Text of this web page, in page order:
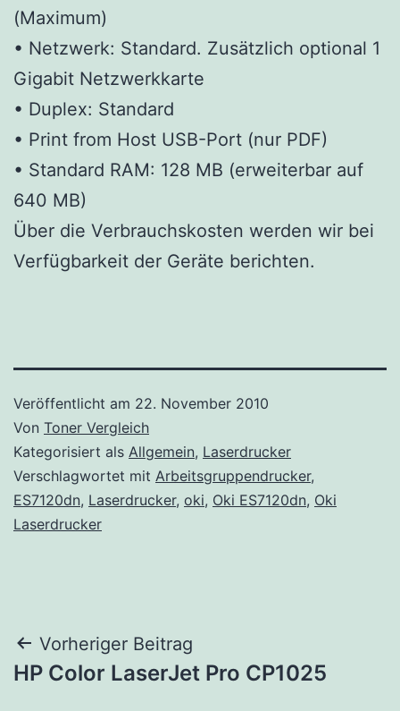
(Maximum)
• Netzwerk: Standard. Zusätzlich optional 1
Gigabit Netzwerkkarte
• Duplex: Standard
• Print from Host USB-Port (nur PDF)
• Standard RAM: 128 MB (erweiterbar auf
640 MB)
Über die Verbrauchskosten werden wir bei
Verfügbarkeit der Geräte berichten.
Veröffentlicht am 22. November 2010
Von Toner Vergleich
Kategorisiert als Allgemein, Laserdrucker
Verschlagwortet mit Arbeitsgruppendrucker,
ES7120dn, Laserdrucker, oki, Oki ES7120dn, Oki
Laserdrucker
Beitragsnavigation
Vorheriger Beitrag
HP Color LaserJet Pro CP1025